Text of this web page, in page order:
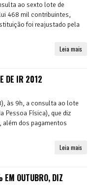
ao sexto lote de
468 mil contribuintes,
foi reajustado pela
Leia mais
DE IR 2012
às 9h, a consulta ao lote
Pessoa Física), que diz
dos pagamentos
Leia mais
EM OUTUBRO, DIZ